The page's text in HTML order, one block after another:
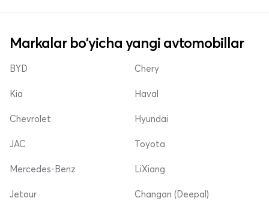
Markalar bo'yicha yangi avtomobillar
BYD
Kia
Chevrolet
Chery
Haval
Hyundai
JAC
Mercedes-Benz
Jetour
Toyota
LiXiang
Changan (Deepal)